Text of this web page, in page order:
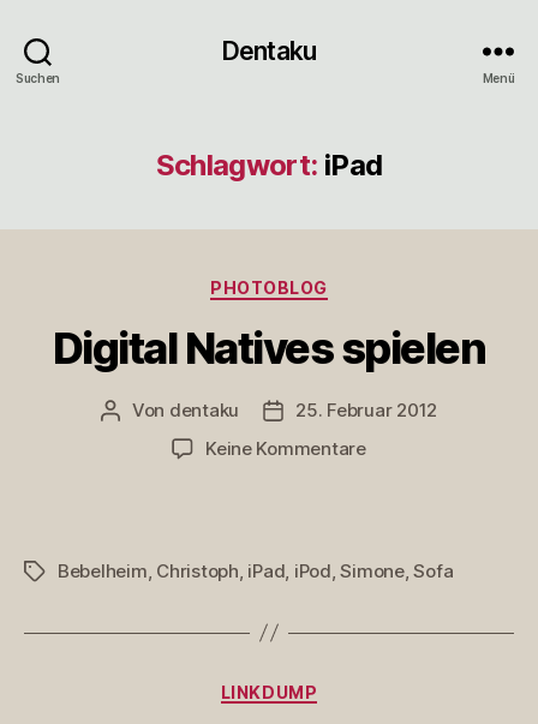
Suchen
Dentaku
Menü
Schlagwort: iPad
Kategorien
PHOTOBLOG
Digital Natives spielen
Beitragsautor
Von dentaku Veröffentlichungsdatum
25. Februar 2012
Keine Kommentarezu
Schlagwörter
Bebelheim Christoph iPad iPod ,Simone,Sofa
Kategorien
LINKDUMP